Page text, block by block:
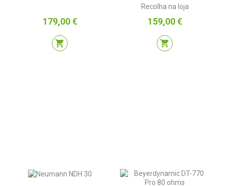
Preço
179,00 €
shopping_cart
Recolha na loja
Preço
159,00 €
shopping_cart